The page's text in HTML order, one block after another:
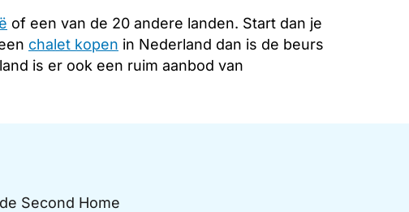
of een van de 20 andere landen. Start dan je
chalet kopen in Nederland dan is de beurs
is er ook een ruim aanbod van
Second Home